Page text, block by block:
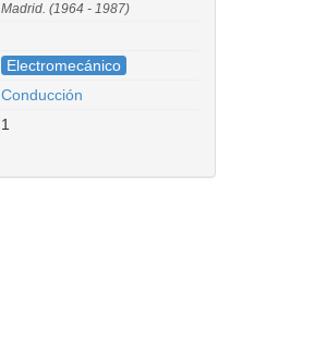
Madrid. (1964 - 1987)
Electromecánico
Conducción
1